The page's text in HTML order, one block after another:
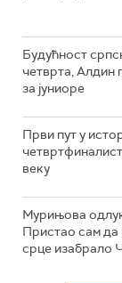
Будућност
четврта, Алдин
за јуниоре
Први пут у
веку
Мурињова
Пристао сам
срце изабрало